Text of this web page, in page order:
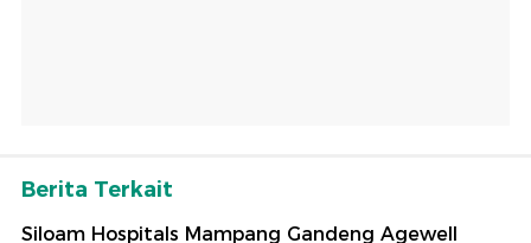
Berita Terkait
Siloam Hospitals Mampang Gandeng Agewell